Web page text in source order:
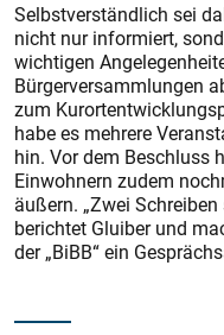
Selbstverständlich sei
nicht nur informiert,
wichtigen
Bürgerversammlungen
zum
habe es mehrere
hin. Vor dem Beschluss
Einwohnern zudem
äußern. „Zwei
berichtet Gluiber und
der „BiBB“ ein